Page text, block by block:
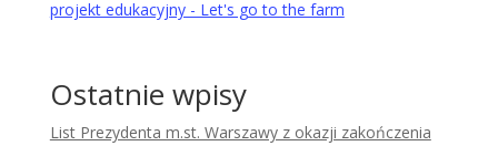
projekt edukacyjny - Let's go to the farm
Ostatnie wpisy
List Prezydenta m.st. Warszawy z okazji zakończenia